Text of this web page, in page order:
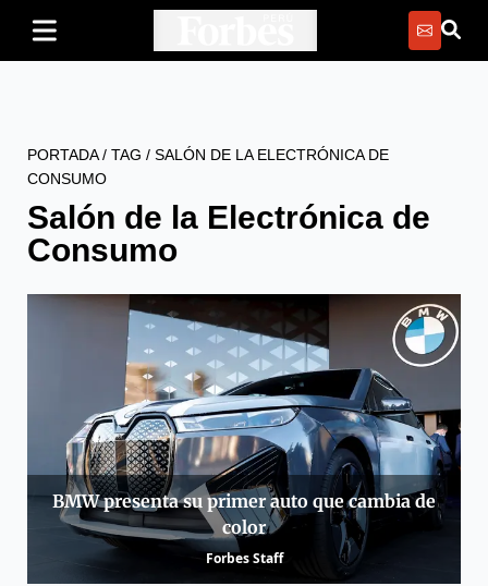
PORTADA/ TAG / SALÓN DE LA ELECTRÓNICA DE
CONSUMO
Salón de la Electrónica de
Consumo
BMW presenta su primer auto que cambia de
color
Forbes Staff